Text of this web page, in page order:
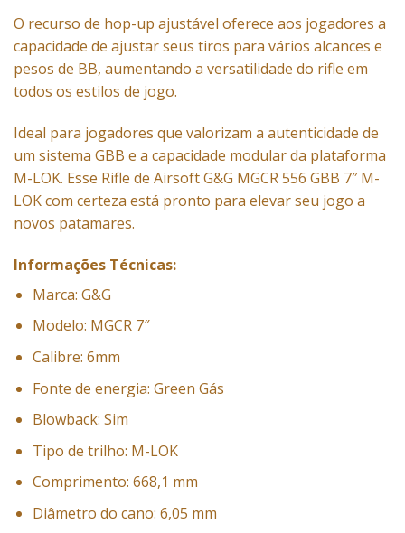
O recurso de hop-up ajustável oferece aos jogadores a
capacidade de ajustar seus tiros para vários alcances e
pesos de BB, aumentando a versatilidade do rifle em
todos os estilos de jogo.
Ideal para jogadores que valorizam a autenticidade de
um sistema GBB e a capacidade modular da plataforma
M-LOK. Esse Rifle de Airsoft G&G MGCR 556 GBB 7″ M-
LOK com certeza está pronto para elevar seu jogo a
novos patamares.
Informações Técnicas:
Marca: G&G
Modelo: MGCR 7″
Calibre: 6mm
Fonte de energia: Green Gás
Blowback: Sim
Tipo de trilho: M-LOK
Comprimento: 668,1 mm
Diâmetro do cano: 6,05 mm